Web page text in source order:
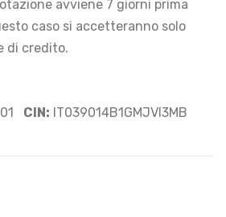
avviene 7 giorni prima
caso si accetteranno solo
di credito.
CIN: IT039014B1GMJVI3MB